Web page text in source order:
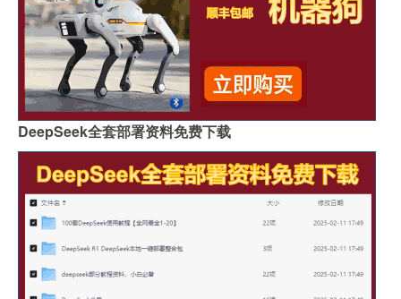
DeepSeek全套部署资料免费下载